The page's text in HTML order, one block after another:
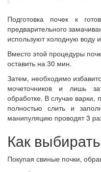
Подготовка почек к
предварительного
используют холодную воду
Вместо этой процедуры
оставить на 30 мин.
Затем, необходимо
мочеточников и лишь
обработке. В случае варки,
полностью слить и
манипуляцию проводят 3
Как
Покупая свиные почки,